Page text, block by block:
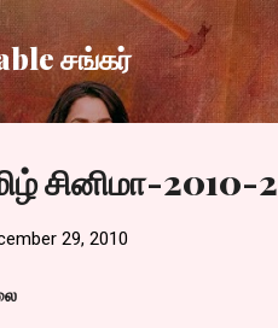
சங்கர்
சினிமா-2010-2
29, 2010